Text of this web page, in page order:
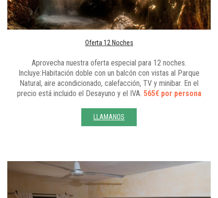
Oferta 12 Noches
Aprovecha nuestra oferta especial para 12 noches.
Incluye:Habitación doble con un balcón con vistas al Parque
Natural, aire acondicionado, calefacción, TV y minibar. En el
precio está incluido el Desayuno y el IVA. 565€ por persona
LLAMANOS